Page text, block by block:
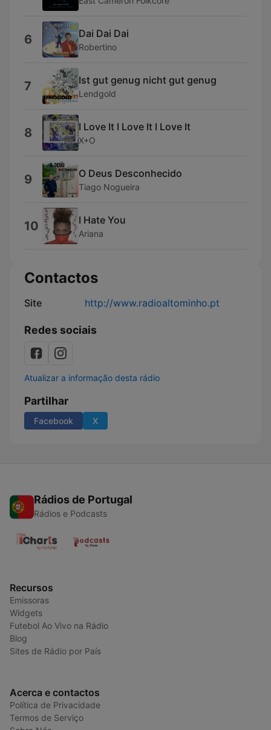
6 Dai Dai Dai
Robertino
7 Ist gut genug nicht gut genug
Lendgold
8 I Love It I Love It I Love It
X+O
9 O Deus Desconhecido
Tiago Nogueira
10 I Hate You
Ariana
Contactos
Site http://www.radioaltominho.pt
Redes sociais
Atualizar a informação desta rádio
Partilhar
Facebook X
Rádios de Portugal
Rádios e Podcasts
Recursos
Emissoras
Widgets
Futebol Ao Vivo na Rádio
Blog
Sites de Rádio por País
Acerca e contactos
Política de Privacidade
Termos de Serviço